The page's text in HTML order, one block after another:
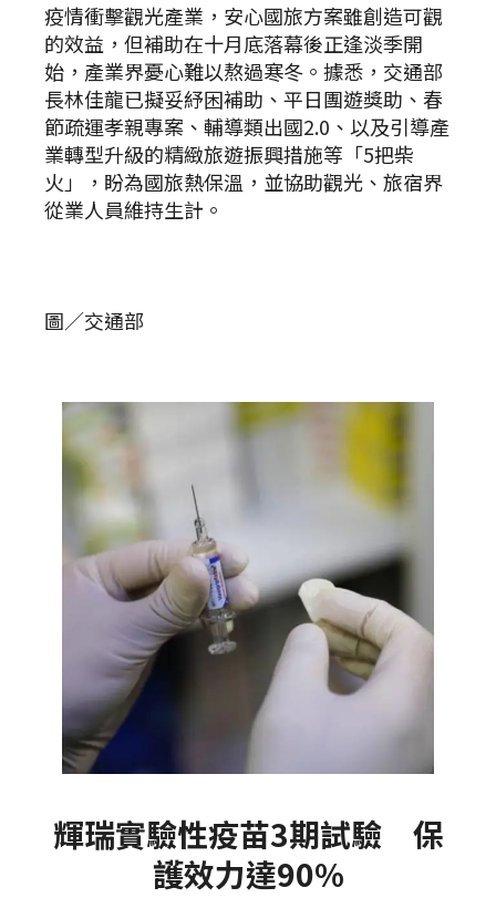
疫情衝擊觀光產業，安心國旅方案雖創造可觀
的效益，但補助在十月底落幕後正逢淡季開
始，產業界憂心難以熬過寒冬。據悉，交通部
長林佳龍已擬妥紓困補助、平日團遊獎助、春
節疏運孝親專案、輔導類出國2.0、以及引導產
業轉型升級的精緻旅遊振興措施等「5把柴
火」，盼為國旅熱保溫，並協助觀光、旅宿界
從業人員維持生計。
圖／交通部
輝瑞實驗性疫苗3期試驗 保
護效力達90%